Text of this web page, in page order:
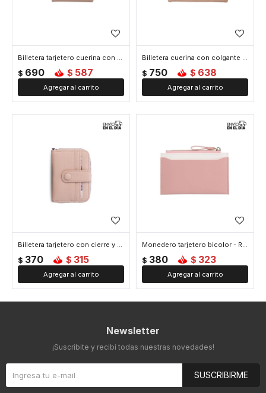
Billetera tarjetero cuerina con colgante - 11x14cm - Rosado
$ 690 $ 587
Billetera cuerina con colgante - 10x19cm - Rosado
$ 750 $ 638
Billetera tarjetero con cierre y broche - Rosado
$ 370 $ 315
Monedero tarjetero bicolor - Rosado
$ 380 $ 323
Newsletter
¡Suscribite y recibí todas nuestras novedades!
SUSCRIBIRME